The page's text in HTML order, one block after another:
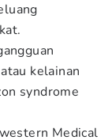
kelainan
syndrome
Medical